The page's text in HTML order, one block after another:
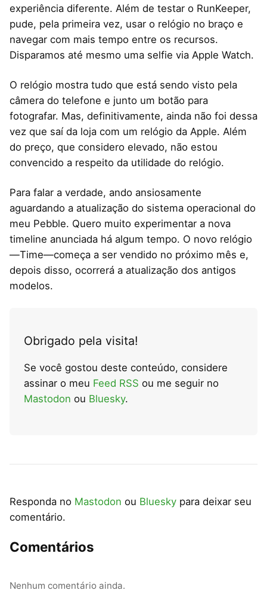
experiência diferente. Além de testar o RunKeeper,
pude, pela primeira vez, usar o relógio no braço e
navegar com mais tempo entre os recursos.
Disparamos até mesmo uma selfie via Apple Watch.
O relógio mostra tudo que está sendo visto pela
câmera do telefone e junto um botão para
fotografar. Mas, definitivamente, ainda não foi dessa
vez que saí da loja com um relógio da Apple. Além
do preço, que considero elevado, não estou
convencido a respeito da utilidade do relógio.
Para falar a verdade, ando ansiosamente
aguardando a atualização do sistema operacional do
meu Pebble. Quero muito experimentar a nova
timeline anunciada há algum tempo. O novo relógio
—Time—começa a ser vendido no próximo mês e,
depois disso, ocorrerá a atualização dos antigos
modelos.
Obrigado pela visita!
Se você gostou deste conteúdo, considere
assinar o meu Feed RSS ou me seguir no
Mastodon ou Bluesky.
Responda no Mastodon ou Bluesky para deixar seu
comentário.
Comentários
Nenhum comentário ainda.